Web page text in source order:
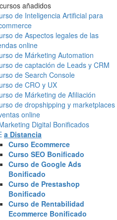
añadidos
de Inteligencia Artificial para
de Aspectos legales de las
online
de Márketing Automation
de captación de Leads y CRM
de Search Console
de CRO y UX
de Márketing de Afiliación
de dropshipping y marketplaces
online
Digital Bonificados
a Distancia
Curso Ecommerce
Curso SEO Bonificado
Curso de Google Ads
Bonificado
Curso de Prestashop
Bonificado
Curso de Rentabilidad
Ecommerce Bonificado